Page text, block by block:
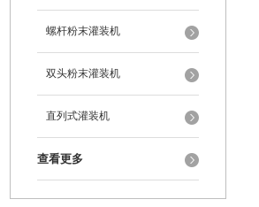
螺杆粉末灌装机
双头粉末灌装机
直列式灌装机
查看更多